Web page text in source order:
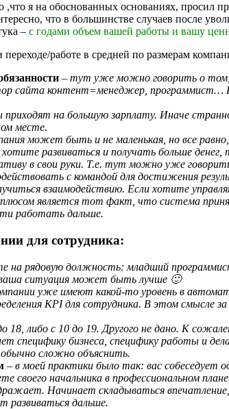
я на обоснованных основаниях, просил
что в большинстве случаев после
– с годами объем вашей работы и вашу
работе в средней по размерам
– тут уже можно говорить о
сайта контент=менеджер,
на большую зарплату. Иначе
месте.
может быть и не маленькая, но все
развиваться и получать больше
в свои руки. Т.е. тут можно уже
с командой для достижения
взаимодействию. Если хотите
является тот факт, что система
работать дальше.
для сотрудника:
на рядовую должность: младший
ваша ситуация может быть лучше 🙂
уже имеют какой-то уровень в
KPI для сотрудника. В этом смысле
18, либо с 10 до 19. Другого не дано. К
специфику бизнеса, специфику работы и
сложно объяснить.
– в моей практики было так: вас собеседует
своего начальника в профессиональном
Начинает складываться
развиваться дальше.